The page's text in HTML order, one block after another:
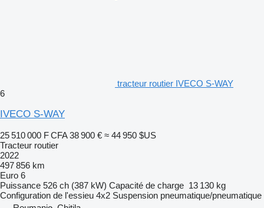
tracteur routier IVECO S-WAY
6
IVECO S-WAY
25 510 000 F CFA 38 900 € ≈ 44 950 $US
Tracteur routier
2022
497 856 km
Euro 6
Puissance 526 ch (387 kW) Capacité de charge 13 130 kg
Configuration de l'essieu 4x2 Suspension pneumatique/pneumatique